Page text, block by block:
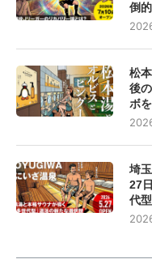
倒
松
後
ボ
埼
27
代